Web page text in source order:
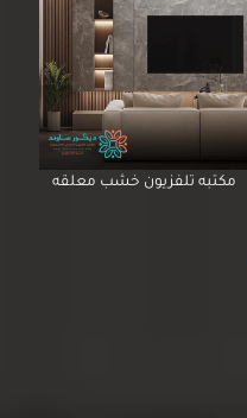
مكتبه تلفزيون خشب معلقه